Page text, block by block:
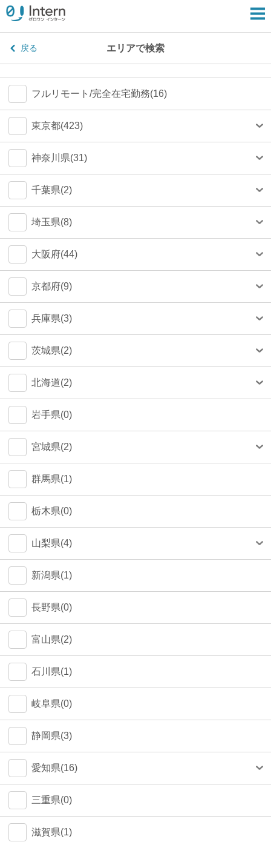
戻る エリアで検索
フルリモート/完全在宅勤務(16)
東京都(423)
港区(79)
渋谷区(75)
新宿区(67)
千代田区(54)
中央区(50)
品川区(30)
豊島区(14)
目黒区(14)
文京区(13)
世田谷区(7)
台東区(5)
荒川区(0)
北区(0)
中野区(0)
神奈川県(31)
横浜市(23)
川崎市(4)
鎌倉市(1)
大和市(0)
千葉県(2)
船橋市(0)
千葉市(0)
埼玉県(8)
さいたま市(4)
大阪府(44)
大阪市(39)
豊中市(3)
吹田市(1)
京都府(9)
京都市(9)
兵庫県(3)
神戸市(1)
茨城県(2)
つくば市(1)
北海道(2)
札幌市(1)
岩手県(0)
宮城県(2)
仙台市(2)
群馬県(1)
栃木県(0)
山梨県(4)
甲府市(4)
新潟県(1)
長野県(0)
富山県(2)
石川県(1)
岐阜県(0)
静岡県(3)
愛知県(16)
名古屋市(14)
三重県(0)
滋賀県(1)